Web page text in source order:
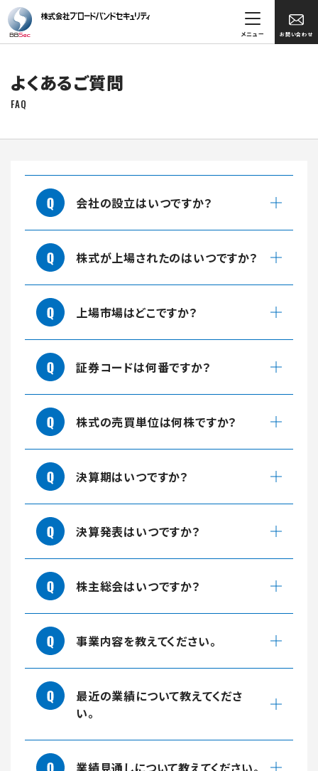
お問い合わせ
メニュー
よくあるご質問
FAQ
会社の設立はいつですか？
株式が上場されたのはいつですか？
上場市場はどこですか？
証券コードは何番ですか？
株式の売買単位は何株ですか？
決算期はいつですか？
決算発表はいつですか？
株主総会はいつですか？
事業内容を教えてください。
最近の業績について教えてくださ
い。
業績見通しについて教えてください。